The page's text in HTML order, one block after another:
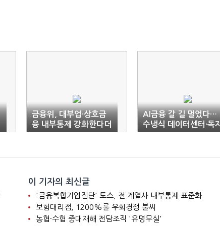
금융위, 대부업·상호금
융 내부통제 강화한다더
니 2년째 ‘방치’
AI금융 갈 길 멀었다…
수냉식 데이터센터·독
클라우드 ‘전무’
이 기자의 최신글
'금융복합기업집단' 토스, 전 계열사 내부통제 표준화
보험대리점, 1200%룰 우회경쟁 불씨
농협·수협 중대재해 전담조직 '유명무실'